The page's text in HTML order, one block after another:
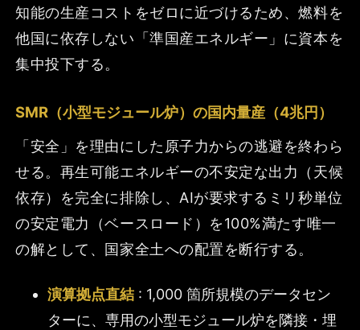
知能の生産コストをゼロに近づけるため、燃料を
他国に依存しない「準国産エネルギー」に資本を
集中投下する。
SMR（小型モジュール炉）の国内量産（4兆円）
「安全」を理由にした原子力からの逃避を終わら
せる。再生可能エネルギーの不安定な出力（天候
依存）を完全に排除し、AIが要求するミリ秒単位
の安定電力（ベースロード）を100%満たす唯一
の解として、国家全土への配置を断行する。
演算拠点直結 : 1,000 箇所規模のデータセン
ターに、専用の小型モジュール炉を隣接・埋